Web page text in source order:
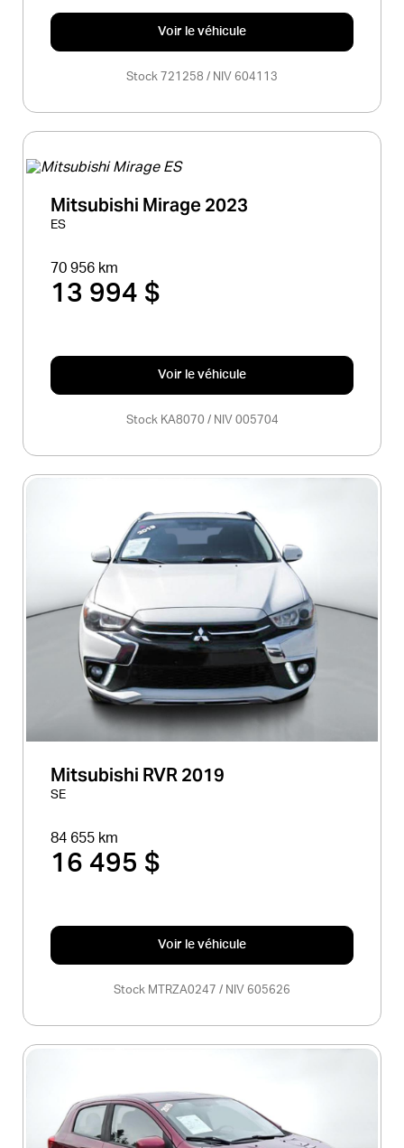
Voir le véhicule
Stock 721258 / NIV 604113
Mitsubishi Mirage 2023
ES
70 956 km
13 994 $
Voir le véhicule
Stock KA8070 / NIV 005704
Mitsubishi RVR 2019
SE
84 655 km
16 495 $
Voir le véhicule
Stock MTRZA0247 / NIV 605626